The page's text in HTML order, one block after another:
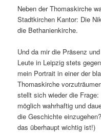
Neben der Thomaskirche
Stadtkirchen Kantor: Die
die Bethanienkirche.
Und da mir die Präsenz
Leute in Leipzig stets
mein Portrait in einer der
Thomaskirche
stellt sich wieder die
möglich wahrhaftig und
die Geschichte
das überhaupt wichtig ist!)